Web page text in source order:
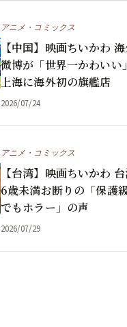
アニメ・コミックス
【中国】映画ちいかわ 海
微博が「世界一かわいい
上海に海外初の旗艦店
2026/07/24
アニメ・コミックス
【台湾】映画ちいかわ 台
6歳未満お断りの「保護
でもホラー」の声
2026/07/29